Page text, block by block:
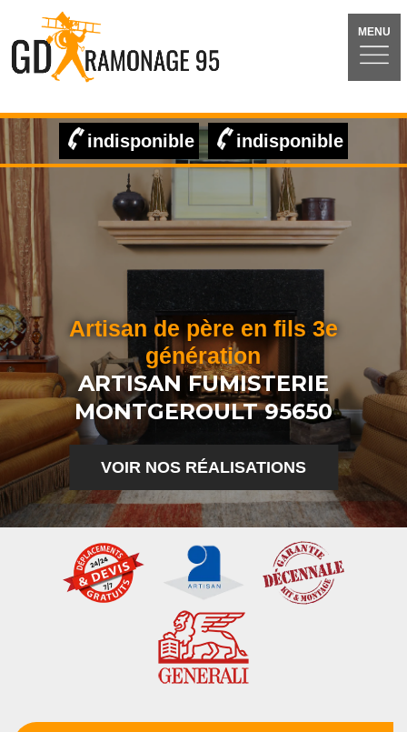
MENU
indisponible indisponible
Artisan de père en fils 3e
génération
ARTISAN FUMISTERIE
MONTGEROULT 95650
VOIR NOS RÉALISATIONS